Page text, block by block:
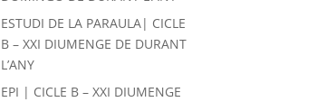
ESTUDI DE LA PARAULA| CICLE
B – XXI DIUMENGE DE DURANT
L’ANY
EPI | CICLE B – XXI DIUMENGE